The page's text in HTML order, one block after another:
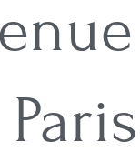
Paris